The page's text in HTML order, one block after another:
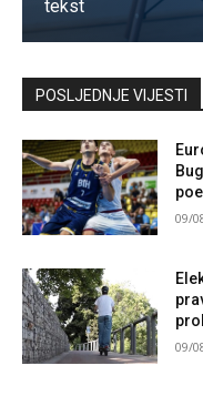
tekst
Kontaktirajte nas
POSLJEDNJE VIJESTI
09/
09/